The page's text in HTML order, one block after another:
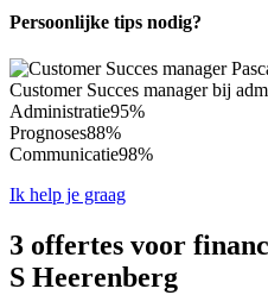
Persoonlijke tips nodig?
Customer Succes manager bij
Administratie95%
Prognoses88%
Communicatie98%
Ik help je graag
3 offertes voor
S Heerenberg